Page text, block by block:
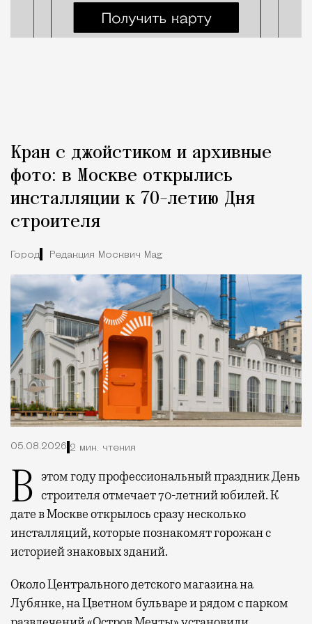
Кран с джойстиком и архивные
фото: в Москве открылись
инсталляции к 70-летию Дня
строителя
Город Редакция Москвич Mag
05.08.2026 2 мин. чтения
В этом году профессиональный праздник День строителя отмечает 70-летний юбилей. К
дате в Москве открылось сразу несколько
инсталляций, которые познакомят горожан с
историей знаковых зданий.
Около Центрального детского магазина на
Лубянке, на Цветном бульваре и рядом с парком